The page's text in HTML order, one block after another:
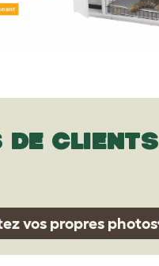
DE CLIENTS
vos propres photos